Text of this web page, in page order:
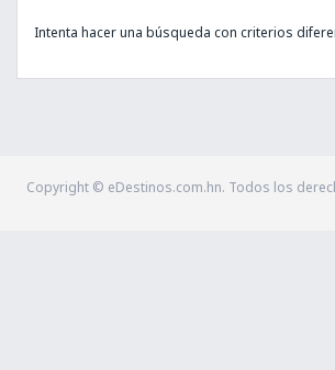
Intenta hacer una búsqueda con criterios
Copyright © eDestinos.com.hn. Todos los